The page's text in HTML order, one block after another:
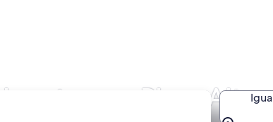
em Plaza